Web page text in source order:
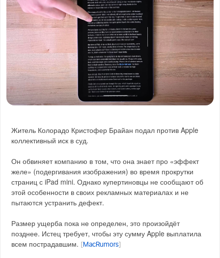
Житель Колорадо Кристофер Брайан подал против Apple
коллективный иск в суд.
Он обвиняет компанию в том, что она знает про «эффект
желе» (подергивания изображения) во время прокрутки
страниц с iPad mini. Однако купертиновцы не сообщают об
этой особенности в своих рекламных материалах и не
пытаются устранить дефект.
Размер ущерба пока не определен, это произойдёт
позднее. Истец требует, чтобы эту сумму Apple выплатила
всем пострадавшим.
MacRumors